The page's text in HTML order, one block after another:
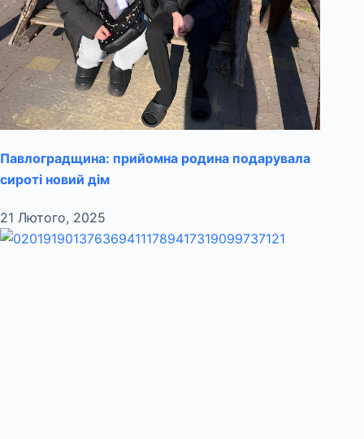
Павлоградщина: прийомна родина подарувала
сироті новий дім
21 Лютого, 2025